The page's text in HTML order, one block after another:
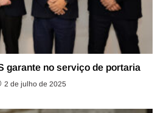
garante no serviço de portaria
2 de julho de 2025